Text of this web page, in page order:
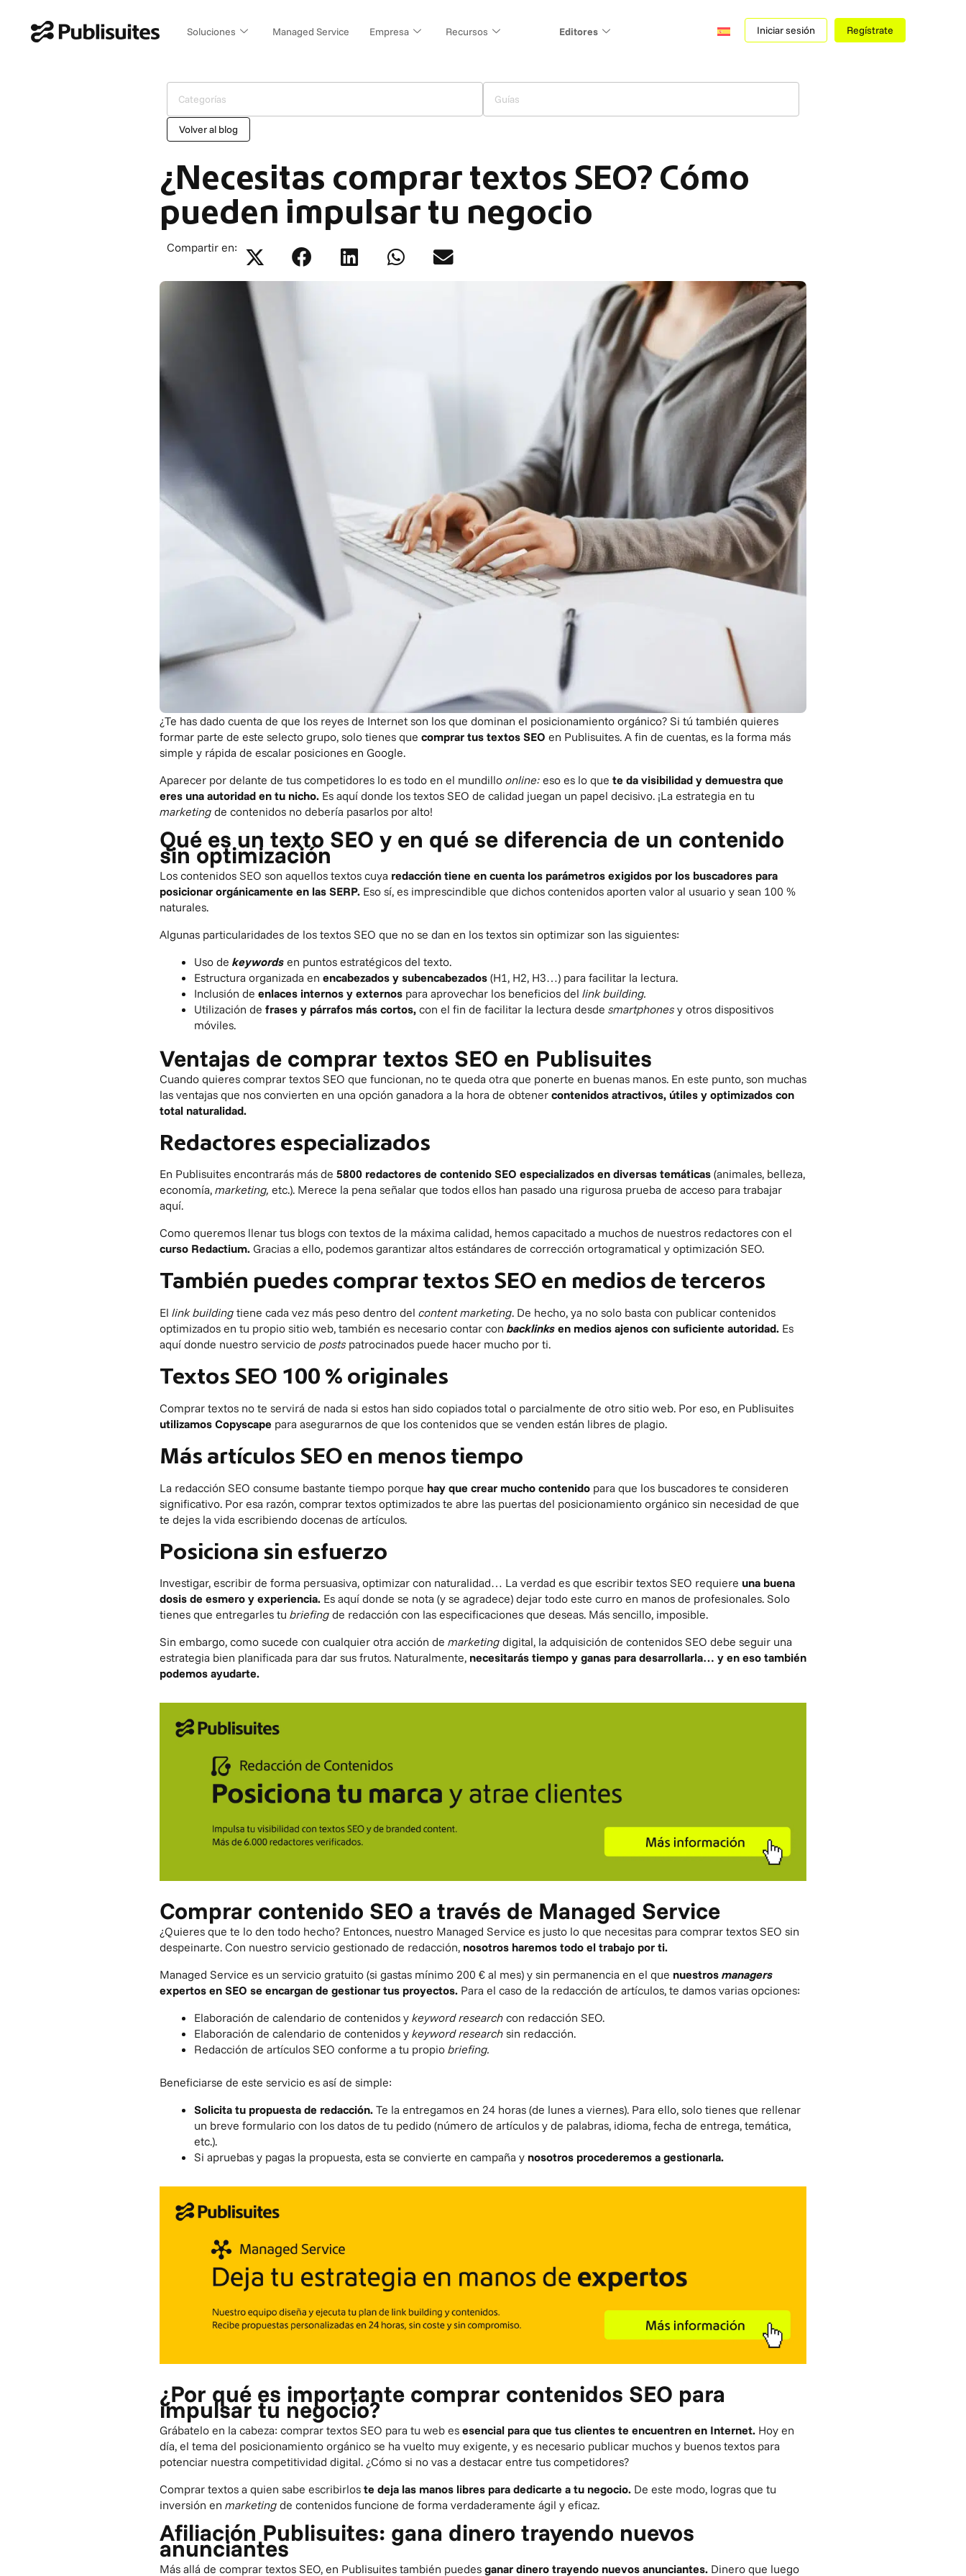
Soluciones Managed Service Empresa Recursos Editores Iniciar sesión Regístrate
Categorías
Volver al blog
Guías
¿Necesitas comprar textos SEO? Cómo
pueden impulsar tu negocio
Compartir en:
¿Te has dado cuenta de que los reyes de Internet son los que dominan el posicionamiento orgánico? Si tú también quieres
formar parte de este selecto grupo, solo tienes que comprar tus textos SEO en Publisuites. A fin de cuentas, es la forma más
simple y rápida de escalar posiciones en Google.
Aparecer por delante de tus competidores lo es todo en el mundillo online: eso es lo que te da visibilidad y demuestra que
eres una autoridad en tu nicho. Es aquí donde los textos SEO de calidad juegan un papel decisivo. ¡La estrategia en tu
marketing de contenidos no debería pasarlos por alto!
Qué es un texto SEO y en qué se diferencia de un contenido
sin optimización
Los contenidos SEO son aquellos textos cuya redacción tiene en cuenta los parámetros exigidos por los buscadores para
posicionar orgánicamente en las SERP. Eso sí, es imprescindible que dichos contenidos aporten valor al usuario y sean 100 %
naturales.
Algunas particularidades de los textos SEO que no se dan en los textos sin optimizar son las siguientes:
Uso de keywords en puntos estratégicos del texto.
Estructura organizada en encabezados y subencabezados (H1, H2, H3…) para facilitar la lectura.
Inclusión de enlaces internos y externos para aprovechar los beneficios del link building.
Utilización de frases y párrafos más cortos, con el fin de facilitar la lectura desde smartphones y otros dispositivos
móviles.
Ventajas de comprar textos SEO en Publisuites
Cuando quieres comprar textos SEO que funcionan, no te queda otra que ponerte en buenas manos. En este punto, son muchas
las ventajas que nos convierten en una opción ganadora a la hora de obtener contenidos atractivos, útiles y optimizados con
total naturalidad.
Redactores especializados
En Publisuites encontrarás más de 5800 redactores de contenido SEO especializados en diversas temáticas (animales, belleza,
economía, marketing, etc.). Merece la pena señalar que todos ellos han pasado una rigurosa prueba de acceso para trabajar
aquí.
Como queremos llenar tus blogs con textos de la máxima calidad, hemos capacitado a muchos de nuestros redactores con el
curso Redactium. Gracias a ello, podemos garantizar altos estándares de corrección ortogramatical y optimización SEO.
También puedes comprar textos SEO en medios de terceros
El link building tiene cada vez más peso dentro del content marketing. De hecho, ya no solo basta con publicar contenidos
optimizados en tu propio sitio web, también es necesario contar con backlinks en medios ajenos con suficiente autoridad. Es
aquí donde nuestro servicio de posts patrocinados puede hacer mucho por ti.
Textos SEO 100 % originales
Comprar textos no te servirá de nada si estos han sido copiados total o parcialmente de otro sitio web. Por eso, en Publisuites
utilizamos Copyscape para asegurarnos de que los contenidos que se venden están libres de plagio.
Más artículos SEO en menos tiempo
La redacción SEO consume bastante tiempo porque hay que crear mucho contenido para que los buscadores te consideren
significativo. Por esa razón, comprar textos optimizados te abre las puertas del posicionamiento orgánico sin necesidad de que
te dejes la vida escribiendo docenas de artículos.
Posiciona sin esfuerzo
Investigar, escribir de forma persuasiva, optimizar con naturalidad… La verdad es que escribir textos SEO requiere una buena
dosis de esmero y experiencia. Es aquí donde se nota (y se agradece) dejar todo este curro en manos de profesionales. Solo
tienes que entregarles tu briefing de redacción con las especificaciones que deseas. Más sencillo, imposible.
Sin embargo, como sucede con cualquier otra acción de marketing digital, la adquisición de contenidos SEO debe seguir una
estrategia bien planificada para dar sus frutos. Naturalmente, necesitarás tiempo y ganas para desarrollarla… y en eso también
podemos ayudarte.
Comprar contenido SEO a través de Managed Service
¿Quieres que te lo den todo hecho? Entonces, nuestro Managed Service es justo lo que necesitas para comprar textos SEO sin
despeinarte. Con nuestro servicio gestionado de redacción, nosotros haremos todo el trabajo por ti.
Managed Service es un servicio gratuito (si gastas mínimo 200 € al mes) y sin permanencia en el que nuestros managers
expertos en SEO se encargan de gestionar tus proyectos. Para el caso de la redacción de artículos, te damos varias opciones:
Elaboración de calendario de contenidos y keyword research con redacción SEO.
Elaboración de calendario de contenidos y keyword research sin redacción.
Redacción de artículos SEO conforme a tu propio briefing.
Beneficiarse de este servicio es así de simple:
Solicita tu propuesta de redacción. Te la entregamos en 24 horas (de lunes a viernes). Para ello, solo tienes que rellenar
un breve formulario con los datos de tu pedido (número de artículos y de palabras, idioma, fecha de entrega, temática,
etc.).
Si apruebas y pagas la propuesta, esta se convierte en campaña y nosotros procederemos a gestionarla.
¿Por qué es importante comprar contenidos SEO para
impulsar tu negocio?
Grábatelo en la cabeza: comprar textos SEO para tu web es esencial para que tus clientes te encuentren en Internet. Hoy en
día, el tema del posicionamiento orgánico se ha vuelto muy exigente, y es necesario publicar muchos y buenos textos para
potenciar nuestra competitividad digital. ¿Cómo si no vas a destacar entre tus competidores?
Comprar textos a quien sabe escribirlos te deja las manos libres para dedicarte a tu negocio. De este modo, logras que tu
inversión en marketing de contenidos funcione de forma verdaderamente ágil y eficaz.
Afiliación Publisuites: gana dinero trayendo nuevos
anunciantes
Más allá de comprar textos SEO, en Publisuites también puedes ganar dinero trayendo nuevos anunciantes. Dinero que luego